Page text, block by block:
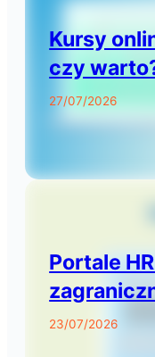
Kursy
czy
27/07/2026
Portale
23/07/2026